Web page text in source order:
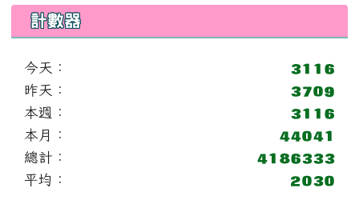
計數器
今天：
昨天：
本週：
本月：
總計：
平均：